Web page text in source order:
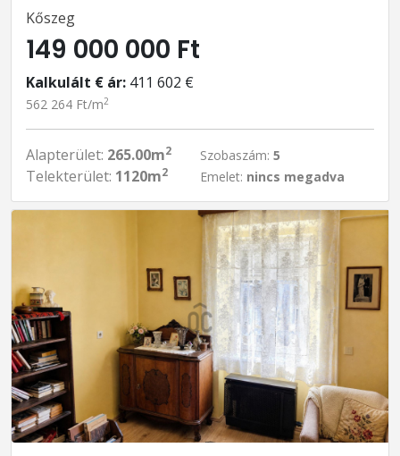
Kőszeg
149 000 000 Ft
Kalkulált € ár: 411 602 €
562 264 Ft/m2
Alapterület: 265.00m2
Telekterület: 1120m2
Szobaszám: 5
Emelet: nincs megadva